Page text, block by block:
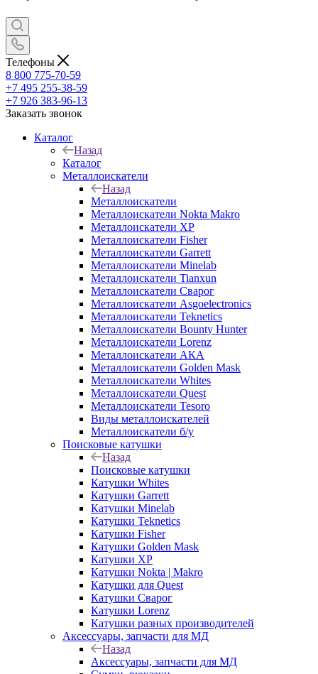
Телефоны
8 800 775-70-59
+7 495 255-38-59
+7 926 383-96-13
Заказать звонок
Каталог
Назад
Каталог
Металлоискатели
Назад
Металлоискатели
Металлоискатели Nokta Makro
Металлоискатели XP
Металлоискатели Fisher
Металлоискатели Garrett
Металлоискатели Minelab
Металлоискатели Tianxun
Металлоискатели Сварог
Металлоискатели Asgoelectronics
Металлоискатели Teknetics
Металлоискатели Bounty Hunter
Металлоискатели Lorenz
Металлоискатели АКА
Металлоискатели Golden Mask
Металлоискатели Whites
Металлоискатели Quest
Металлоискатели Tesoro
Виды металлоискателей
Металлоискатели б/у
Поисковые катушки
Назад
Поисковые катушки
Катушки Whites
Катушки Garrett
Катушки Minelab
Катушки Teknetics
Катушки Fisher
Катушки Golden Mask
Катушки XP
Катушки Nokta | Makro
Катушки для Quest
Катушки Сварог
Катушки Lorenz
Катушки разных производителей
Аксессуары, запчасти для МД
Назад
Аксессуары, запчасти для МД